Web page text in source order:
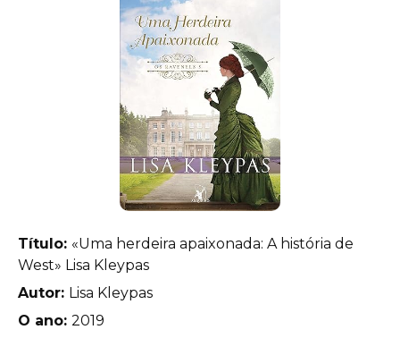
Título: «Uma herdeira apaixonada: A história de
West» Lisa Kleypas
Autor: Lisa Kleypas
O ano: 2019